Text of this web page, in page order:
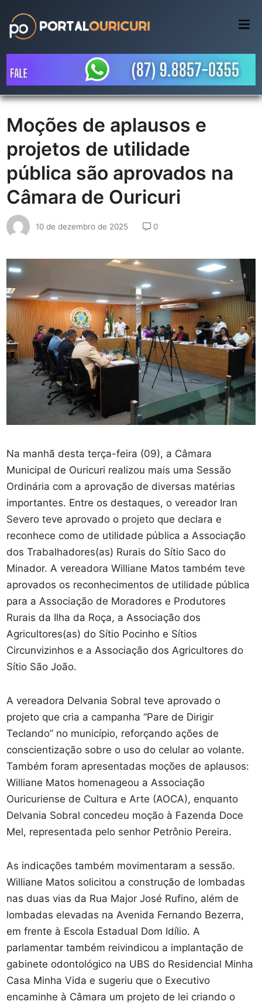
content
Moções de aplausos e
projetos de utilidade
pública são aprovados na
Câmara de Ouricuri
10 de dezembro de 2025 0
Na manhã desta terça-feira (09), a Câmara
Municipal de Ouricuri realizou mais uma Sessão
Ordinária com a aprovação de diversas matérias
importantes. Entre os destaques, o vereador Iran
Severo teve aprovado o projeto que declara e
reconhece como de utilidade pública a Associação
dos Trabalhadores(as) Rurais do Sítio Saco do
Minador. A vereadora Williane Matos também teve
aprovados os reconhecimentos de utilidade pública
para a Associação de Moradores e Produtores
Rurais da Ilha da Roça, a Associação dos
Agricultores(as) do Sítio Pocinho e Sítios
Circunvizinhos e a Associação dos Agricultores do
Sítio São João.
A vereadora Delvania Sobral teve aprovado o
projeto que cria a campanha “Pare de Dirigir
Teclando” no município, reforçando ações de
conscientização sobre o uso do celular ao volante.
Também foram apresentadas moções de aplausos:
Williane Matos homenageou a Associação
Ouricuriense de Cultura e Arte (AOCA), enquanto
Delvania Sobral concedeu moção à Fazenda Doce
Mel, representada pelo senhor Petrônio Pereira.
As indicações também movimentaram a sessão.
Williane Matos solicitou a construção de lombadas
nas duas vias da Rua Major José Rufino, além de
lombadas elevadas na Avenida Fernando Bezerra,
em frente à Escola Estadual Dom Idílio. A
parlamentar também reivindicou a implantação de
gabinete odontológico na UBS do Residencial Minha
Casa Minha Vida e sugeriu que o Executivo
encaminhe à Câmara um projeto de lei criando o